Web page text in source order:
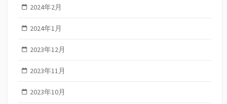
2024年2月
2024年1月
2023年12月
2023年11月
2023年10月